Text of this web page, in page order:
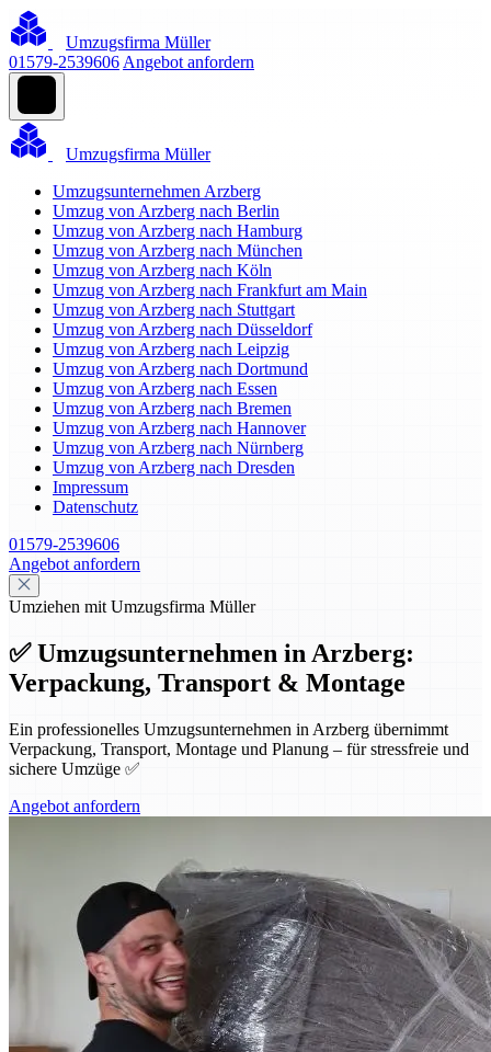
Umzugsfirma Müller
01579-2539606 Angebot anfordern
Umzugsfirma Müller
Umzugsunternehmen Arzberg
Umzug von Arzberg nach Berlin
Umzug von Arzberg nach Hamburg
Umzug von Arzberg nach München
Umzug von Arzberg nach Köln
Umzug von Arzberg nach Frankfurt am Main
Umzug von Arzberg nach Stuttgart
Umzug von Arzberg nach Düsseldorf
Umzug von Arzberg nach Leipzig
Umzug von Arzberg nach Dortmund
Umzug von Arzberg nach Essen
Umzug von Arzberg nach Bremen
Umzug von Arzberg nach Hannover
Umzug von Arzberg nach Nürnberg
Umzug von Arzberg nach Dresden
Impressum
Datenschutz
01579-2539606
Angebot anfordern
Umziehen mit Umzugsfirma Müller
✅ Umzugsunternehmen in Arzberg:
Verpackung, Transport & Montage
Ein professionelles Umzugsunternehmen in Arzberg übernimmt
Verpackung, Transport, Montage und Planung – für stressfreie und
sichere Umzüge ✅
Angebot anfordern